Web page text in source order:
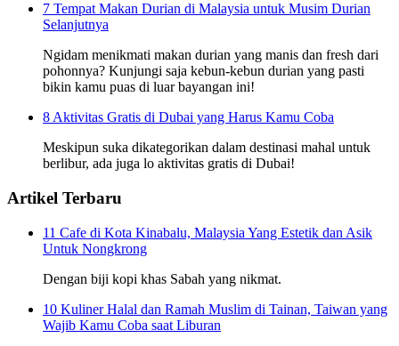
7 Tempat Makan Durian di Malaysia untuk Musim Durian
Selanjutnya
Ngidam menikmati makan durian yang manis dan fresh dari
pohonnya? Kunjungi saja kebun-kebun durian yang pasti
bikin kamu puas di luar bayangan ini!
8 Aktivitas Gratis di Dubai yang Harus Kamu Coba
Meskipun suka dikategorikan dalam destinasi mahal untuk
berlibur, ada juga lo aktivitas gratis di Dubai!
Artikel Terbaru
11 Cafe di Kota Kinabalu, Malaysia Yang Estetik dan Asik
Untuk Nongkrong
Dengan biji kopi khas Sabah yang nikmat.
10 Kuliner Halal dan Ramah Muslim di Tainan, Taiwan yang
Wajib Kamu Coba saat Liburan